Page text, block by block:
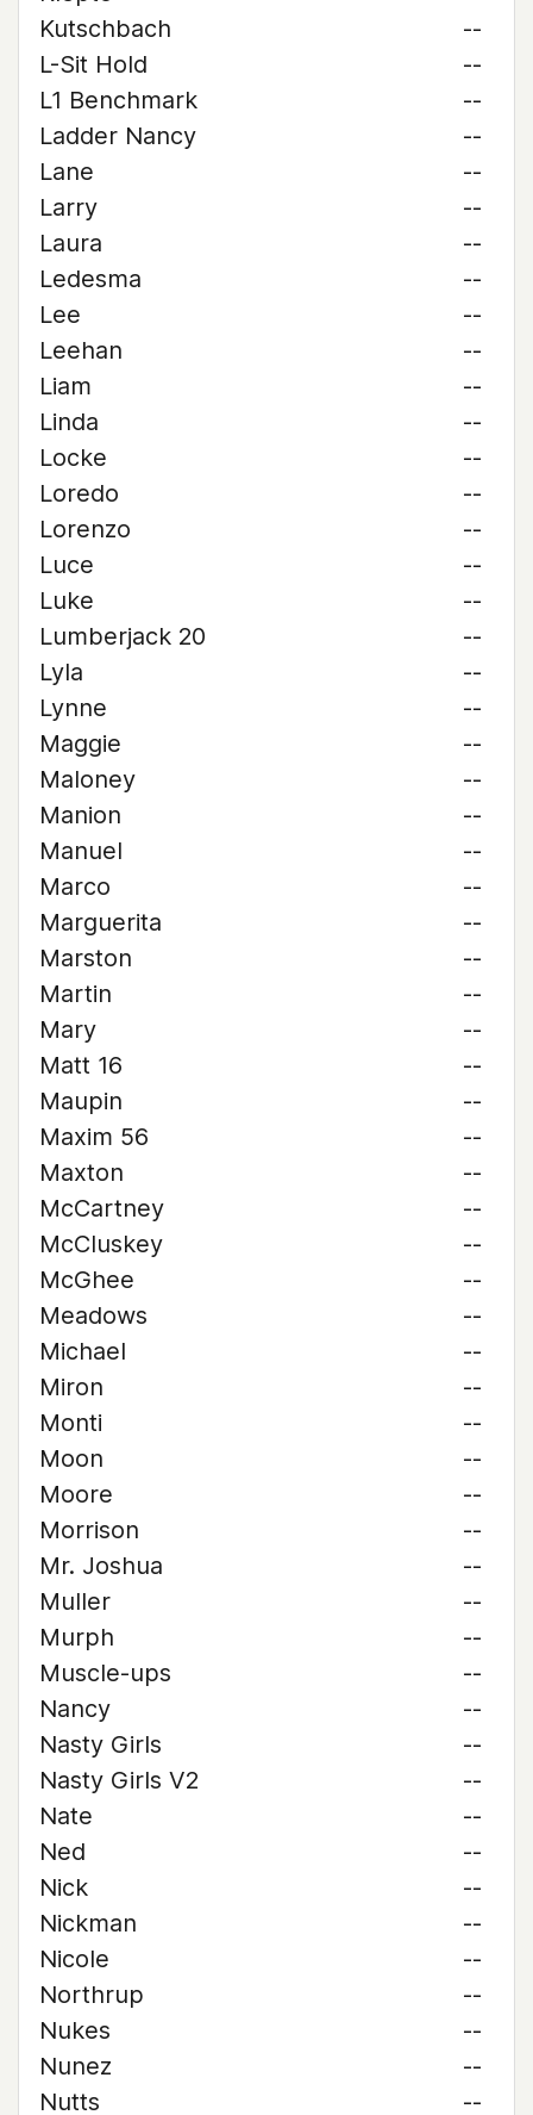
Kutschbach
--
L-Sit Hold
--
L1 Benchmark
--
Ladder Nancy
--
Lane
--
Larry
--
Laura
--
Ledesma
--
Lee
--
Leehan
--
Liam
--
Linda
--
Locke
--
Loredo
--
Lorenzo
--
Luce
--
Luke
--
Lumberjack 20
--
Lyla
--
Lynne
--
Maggie
--
Maloney
--
Manion
--
Manuel
--
Marco
--
Marguerita
--
Marston
--
Martin
--
Mary
--
Matt 16
--
Maupin
--
Maxim 56
--
Maxton
--
McCartney
--
McCluskey
--
McGhee
--
Meadows
--
Michael
--
Miron
--
Monti
--
Moon
--
Moore
--
Morrison
--
Mr. Joshua
--
Muller
--
Murph
--
Muscle-ups
--
Nancy
--
Nasty Girls
--
Nasty Girls V2
--
Nate
--
Ned
--
Nick
--
Nickman
--
Nicole
--
Northrup
--
Nukes
--
Nunez
--
Nutts
--